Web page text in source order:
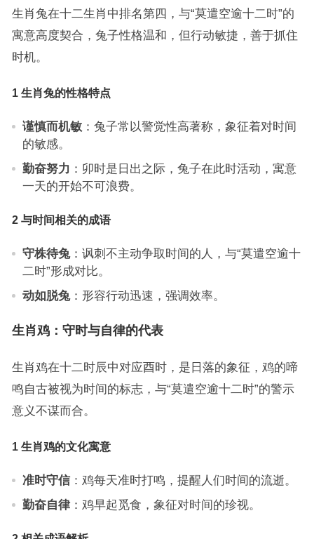
生肖兔在十二生肖中排名第四，与“莫遣空逾十二时”的
寓意高度契合，兔子性格温和，但行动敏捷，善于抓住
时机。
1 生肖兔的性格特点
谨慎而机敏：兔子常以警觉性高著称，象征着对时间
的敏感。
勤奋努力 ：卯时是日出之际，兔子在此时活动，寓意
一天的开始不可浪费。
2 与时间相关的成语
守株待兔：讽刺不主动争取时间的人，与“莫遣空逾十
二时”形成对比。
动如脱兔：形容行动迅速，强调效率。
生肖鸡：守时与自律的代表
生肖鸡在十二时辰中对应酉时，是日落的象征，鸡的啼
鸣自古被视为时间的标志，与“莫遣空逾十二时”的警示
意义不谋而合。
1 生肖鸡的文化寓意
准时守信：鸡每天准时打鸣，提醒人们时间的流逝。
勤奋自律：鸡早起觅食，象征对时间的珍视。